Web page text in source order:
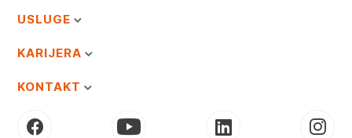
USLUGE
KARIJERA
KONTAKT